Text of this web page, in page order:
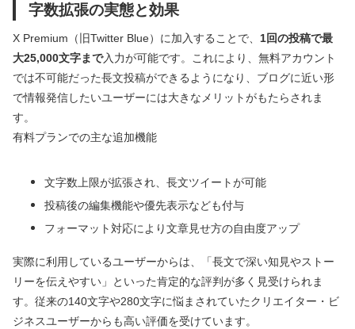
字数拡張の実態と効果
X Premium（旧Twitter Blue）に加入することで、 1回の投稿で最
大25,000文字まで入力が可能です。これにより、無料アカウント
では不可能だった長文投稿ができるようになり、ブログに近い形
で情報発信したいユーザーには大きなメリットがもたらされま
す。
有料プランでの主な追加機能
文字数上限が拡張され、長文ツイートが可能
投稿後の編集機能や優先表示なども付与
フォーマット対応により文章見せ方の自由度アップ
実際に利用しているユーザーからは、「長文で深い知見やストー
リーを伝えやすい」といった肯定的な評判が多く見受けられま
す。従来の140文字や280文字に悩まされていたクリエイター・ビ
ジネスユーザーからも高い評価を受けています。